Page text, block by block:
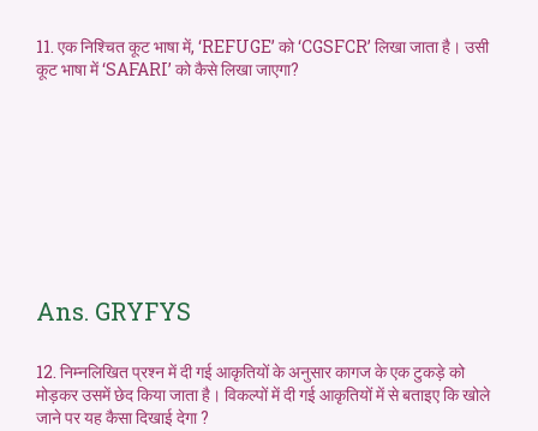
11. एक निश्चित कूट भाषा में, ‘REFUGE’ को ‘CGSFCR’ लिखा जाता है। उसी
कूट भाषा में ‘SAFARI’ को कैसे लिखा जाएगा?
Ans. GRYFYS
12. निम्नलिखित प्रश्न में दी गई आकृतियों के अनुसार कागज के एक टुकड़े को
मोड़कर उसमें छेद किया जाता है। विकल्पों में दी गई आकृतियों में से बताइए कि खोले
जाने पर यह कैसा दिखाई देगा ?